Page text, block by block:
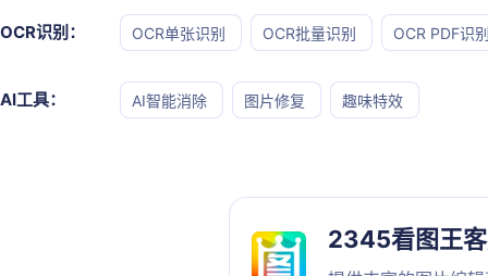
OCR识别： OCR单张识别 OCR批量识别 OCR PDF识
AI工具： AI智能消除 图片修复 趣味特效
2345看图王